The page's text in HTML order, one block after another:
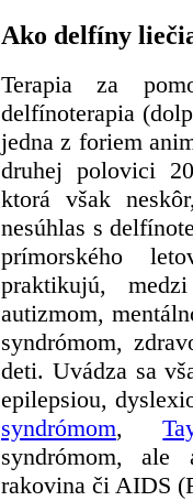
Ako delfíny
Terapia za
delfínoterapia
jedna z foriem
druhej polovici
ktorá však
nesúhlas s
prímorského
praktikujú,
autizmom,
syndrómom,
deti. Uvádza sa
epilepsiou,
syndrómom,
syndrómom,
rakovina či AIDS